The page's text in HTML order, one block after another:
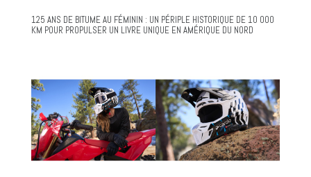
125 ANS DE BITUME AU FÉMININ : UN PÉRIPLE HISTORIQUE DE 10 000
KM POUR PROPULSER UN LIVRE UNIQUE EN AMÉRIQUE DU NORD